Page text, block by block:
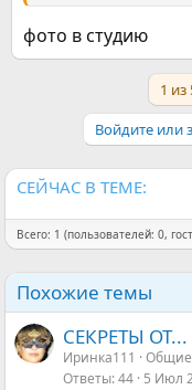
фото в студию
1 из
Войдите или
СЕЙЧАС В ТЕМЕ:
Всего: 1 (пользователей: 0,
Похожие темы
СЕКРЕТЫ ОТ...
Иринка111
Общие
Ответы 44 5 Июл